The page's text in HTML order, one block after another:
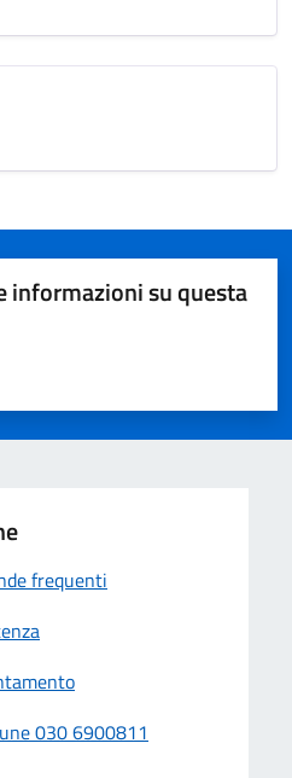
informazioni su questa
su 5
5
frequenti
030 6900811